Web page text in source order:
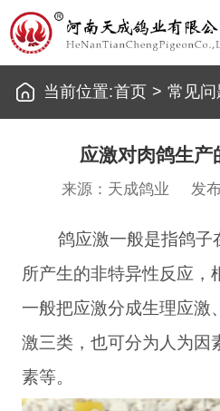
当前位置:首页 > 常见问
应激对肉鸽生
来源：天成鸽业 发
鸽应激一般是指鸽子
所产生的非特异性反应，
一般把应激分成生理应激
激三类，也可分为人为因
素等。